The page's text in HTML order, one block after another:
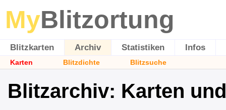
MyBlitzortung
Blitzkarten Archiv Statistiken Infos
Karten Blitzdichte Blitzsuche
Blitzarchiv: Karten